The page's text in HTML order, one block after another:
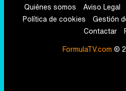
Quiénes somos Aviso Legal
Política de cookies
Gestión
Contactar
FormulaTV.com ©